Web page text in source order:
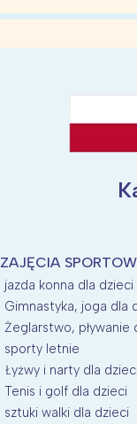
ZAJĘCIA
jazda konna dla dzieci
Gimnastyka, joga dla
Żeglarstwo, pływanie
sporty letnie
Łyżwy i narty dla
Tenis i golf dla dzieci
sztuki walki dla dzieci